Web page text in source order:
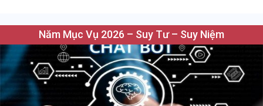
Năm Mục Vụ 2026 – Suy Tư – Suy Niệm